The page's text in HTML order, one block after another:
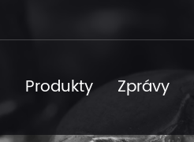
Produkty Zprávy